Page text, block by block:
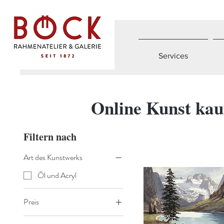
Services
Online Kunst
Filtern nach
Art des Kunstwerks
Öl und Acryl
Preis